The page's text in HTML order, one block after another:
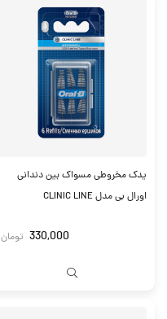
یدک مخروطی مسواک بین دندانی
اورال بی مدل CLINIC LINE
330,000 تومان